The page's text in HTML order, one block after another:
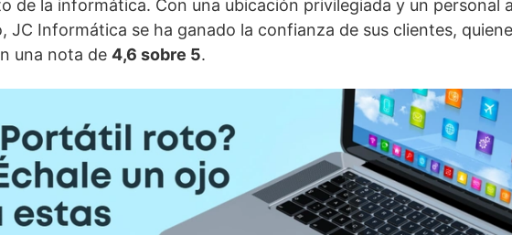
de la informática. Con una ubicación privilegiada y un personal
JC Informática se ha ganado la confianza de sus clientes,
una nota de 4,6 sobre 5.